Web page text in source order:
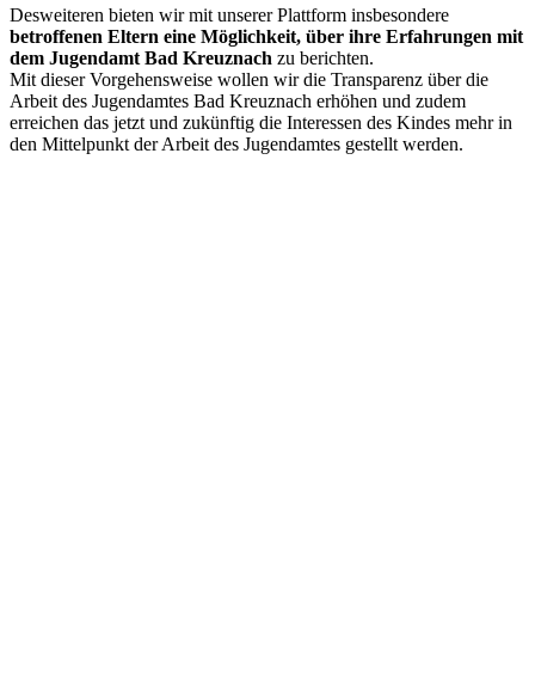
Desweiteren bieten wir mit unserer Plattform insbesondere
betroffenen Eltern eine Möglichkeit, über ihre Erfahrungen mit
dem Jugendamt Bad Kreuznach zu berichten.
Mit dieser Vorgehensweise wollen wir die Transparenz über die
Arbeit des Jugendamtes Bad Kreuznach erhöhen und zudem
erreichen das jetzt und zukünftig die Interessen des Kindes mehr in
den Mittelpunkt der Arbeit des Jugendamtes gestellt werden.